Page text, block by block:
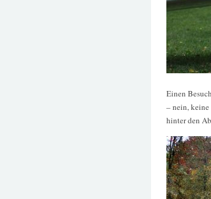
Einen
– nein,
hinter den